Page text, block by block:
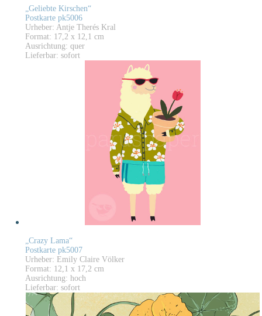
„Geliebte Kirschen“
Postkarte pk5006
Urheber: Antje Therés Kral
Format: 17,2 x 12,1 cm
Ausrichtung: quer
Lieferbar: sofort
„Crazy Lama“
Postkarte pk5007
Urheber: Emily Claire Völker
Format: 12,1 x 17,2 cm
Ausrichtung: hoch
Lieferbar: sofort